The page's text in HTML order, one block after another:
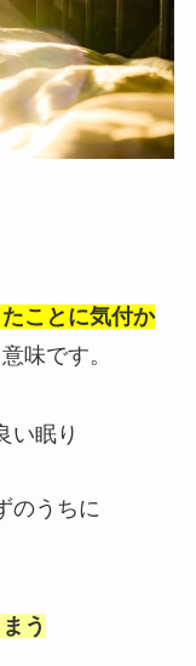
ことに気付か
味です。
い眠り
のうちに
う